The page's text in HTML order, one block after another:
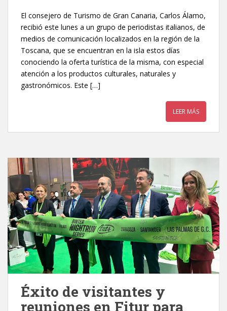
El consejero de Turismo de Gran Canaria, Carlos Álamo,
recibió este lunes a un grupo de periodistas italianos, de
medios de comunicación localizados en la región de la
Toscana, que se encuentran en la isla estos días
conociendo la oferta turística de la misma, con especial
atención a los productos culturales, naturales y
gastronómicos. Este […]
LEER MÁS
Éxito de visitantes y
reuniones en Fitur para